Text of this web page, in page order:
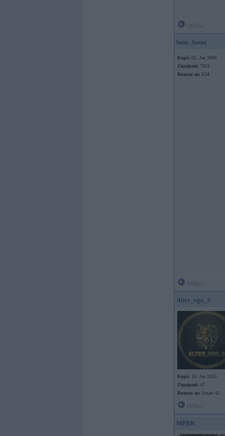
bum_bumz
Kopš: 05. Jan 2006
Ziņojumi: 7631
Braucu ar: E34
Alter_ego_3
Kopš: 10. Jan 2025
Ziņojumi: 47
Braucu ar: Smart 42
MPBK